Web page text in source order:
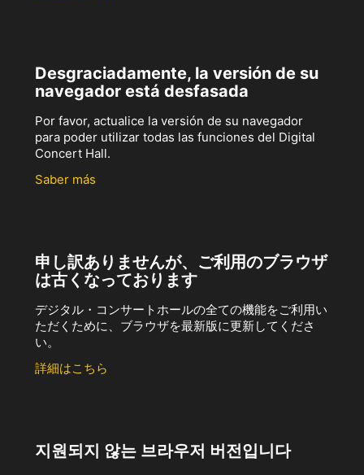
Desgraciadamente, la versión de su
navegador está desfasada
Por favor, actualice la versión de su navegador
para poder utilizar todas las funciones del Digital
Concert Hall.
Saber más
申し訳ありませんが、ご利用のブラウザ
は古くなっております
デジタル・コンサートホールの全ての機能をご利用い
ただくために、ブラウザを最新版に更新してくださ
い。
詳細はこちら
지원되지 않는 브라우저 버전입니다